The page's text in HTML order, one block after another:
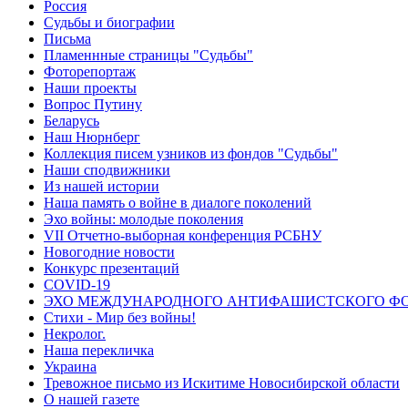
Россия
Судьбы и биографии
Письма
Пламеннные страницы "Судьбы"
Фоторепортаж
Наши проекты
Вопрос Путину
Беларусь
Наш Нюрнберг
Коллекция писем узников из фондов "Судьбы"
Наши сподвижники
Из нашей истории
Наша память о войне в диалоге поколений
Эхо войны: молодые поколения
VII Отчетно-выборная конференция РСБНУ
Новогодние новости
Конкурс презентаций
COVID-19
ЭХО МЕЖДУНАРОДНОГО АНТИФАШИСТСКОГО
Стихи - Мир без войны!
Некролог.
Наша перекличка
Украина
Тревожное письмо из Искитиме Новосибирской области
О нашей газете